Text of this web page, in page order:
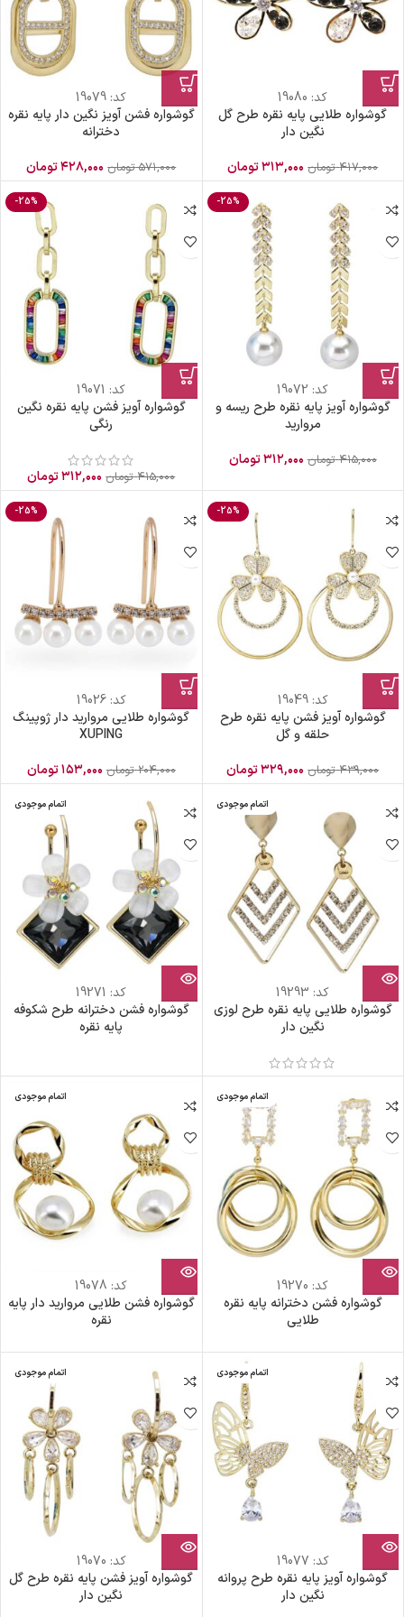
کد: 19080
گوشواره طلایی پایه نقره طرح گل
نگین دار
۴۱۷,۰۰۰ تومان ۳۱۳,۰۰۰تومان
کد: 19079
گوشواره فشن آویز نگین دار پایه نقره
دخترانه
۵۷۱,۰۰۰ تومان ۴۲۸,۰۰۰تومان
-25%
کد: 19072
گوشواره آویز پایه نقره طرح ریسه و
مروارید
۴۱۵,۰۰۰ تومان ۳۱۲,۰۰۰تومان
-25%
کد: 19071
گوشواره آویز فشن پایه نقره نگین
رنگی
۴۱۵,۰۰۰ تومان ۳۱۲,۰۰۰تومان
-25%
کد:19049
گوشواره آویز فشن پایه نقره طرح
حلقه و گل
۴۳۹,۰۰۰ تومان ۳۲۹,۰۰۰تومان
-25%
کد:19026
گوشواره طلایی مروارید دار ژوپینگ
XUPING
۲۰۴,۰۰۰ تومان ۱۵۳,۰۰۰تومان
اتمام موجودی
کد: 19293
گوشواره طلایی پایه نقره طرح لوزی
نگین دار
اتمام موجودی
کد: 19271
گوشواره فشن دخترانه طرح شکوفه
پایه نقره
اتمام موجودی
کد: 19270
گوشواره فشن دخترانه پایه نقره
طلایی
اتمام موجودی
کد: 19078
گوشواره فشن طلایی مروارید دار پایه
نقره
اتمام موجودی
کد: 19077
گوشواره آویز پایه نقره طرح پروانه
نگین دار
اتمام موجودی
کد: 19070
گوشواره آویز فشن پایه نقره طرح گل
نگین دار